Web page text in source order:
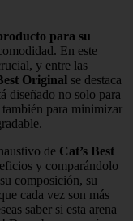
para su
En este
y entre las
Original se destaca
diseñado no solo para
para minimizar
de Cat’s Best
y comparándolo
composición, su
cada vez son más
saber si esta arena